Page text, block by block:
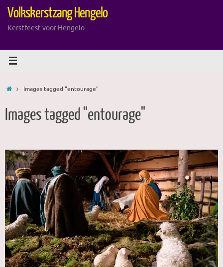
naarVolkskerstzang Hengelo
Kerstfeest voor Hengelo
HomeImages tagged "entourage"
Images tagged "entourage"